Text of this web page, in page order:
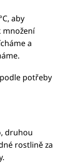
aby
množení
a
potřeby
druhou
rostlině za